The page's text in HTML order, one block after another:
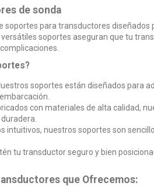
de sonda
soportes para transductores
soportes aseguran que tu
soportes están diseñados para
con materiales de alta calidad,
intuitivos, nuestros soportes son
tu transductor seguro y bien
que Ofrecemos: